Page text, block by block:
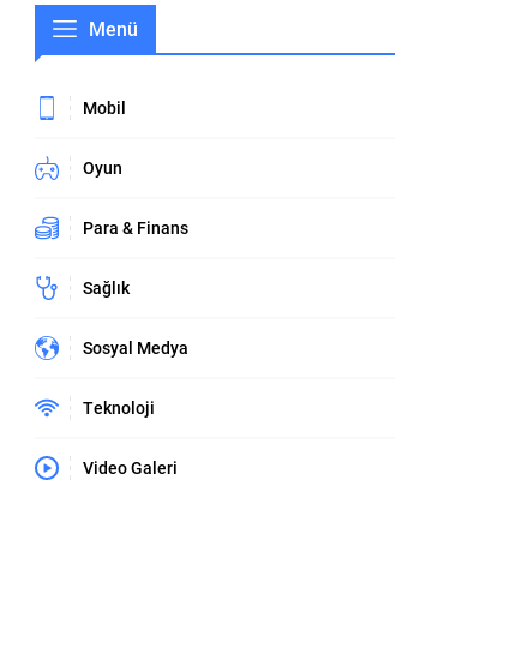
Menü
Mobil
Oyun
Para & Finans
Sağlık
Sosyal Medya
Teknoloji
Video Galeri